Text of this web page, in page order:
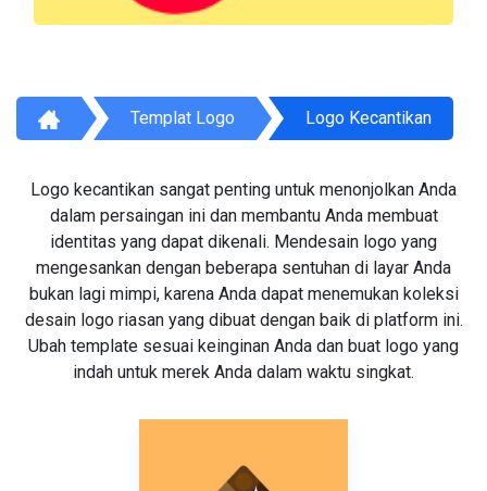
Templat Logo Logo Kecantikan
Logo kecantikan sangat penting untuk menonjolkan Anda
dalam persaingan ini dan membantu Anda membuat
identitas yang dapat dikenali. Mendesain logo yang
mengesankan dengan beberapa sentuhan di layar Anda
bukan lagi mimpi, karena Anda dapat menemukan koleksi
desain logo riasan yang dibuat dengan baik di platform ini.
Ubah template sesuai keinginan Anda dan buat logo yang
indah untuk merek Anda dalam waktu singkat.